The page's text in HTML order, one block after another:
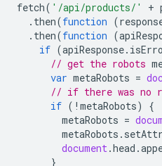
fetch( '/api/products/' +
. then(function (
. then(function (
if (apiResponse.
// get the robots
var metaRobots =
// if there was no
if ( ! metaRobots)
{
metaRobots =
metaRobots .
document.head .
}